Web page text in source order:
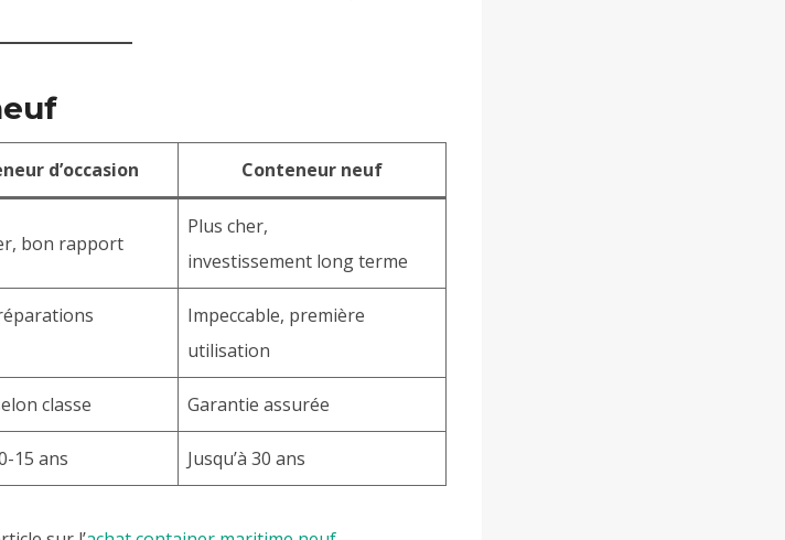
d’occasion Conteneur neuf
bon rapport
Plus cher,
investissement long terme
Impeccable, première
utilisation
classe Garantie assurée
15 ans Jusqu’à 30 ans